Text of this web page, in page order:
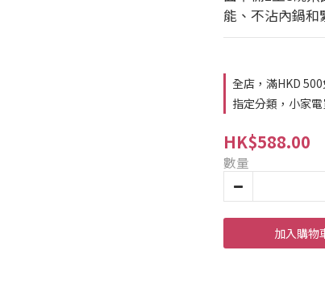
能、不沾內鍋和
全店，滿HKD
指定分類，小家
HK$588.00
數量
加入購物